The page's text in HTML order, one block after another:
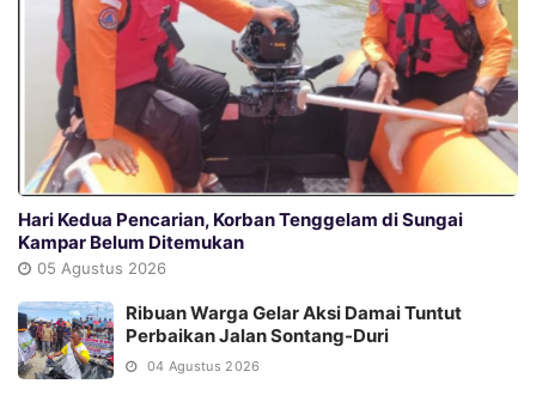
Hari Kedua Pencarian, Korban Tenggelam di Sungai
Kampar Belum Ditemukan
05 Agustus 2026
Ribuan Warga Gelar Aksi Damai Tuntut
Perbaikan Jalan Sontang-Duri
04 Agustus 2026